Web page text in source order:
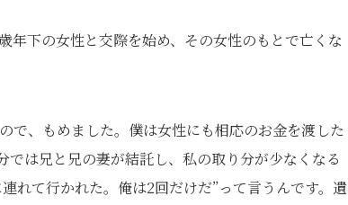
年下の女性と交際を始め、その女性のもとで亡くな
で、もめました。僕は女性にも相応のお金を渡した
は兄と兄の妻が結託し、私の取り分が少なくなる
れて行かれた。俺は2回だけだ”って言うんです。遺